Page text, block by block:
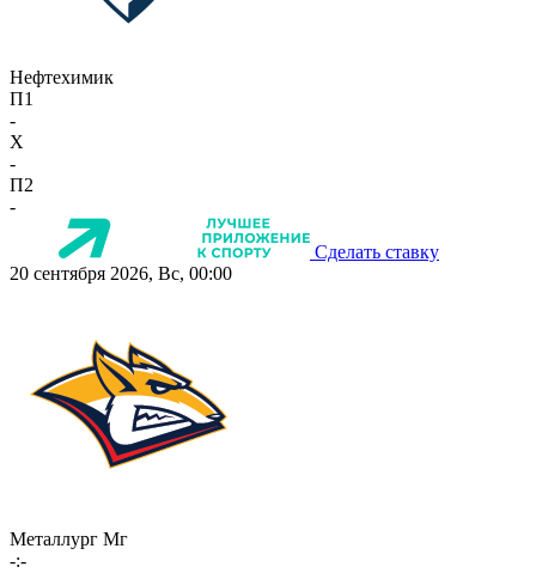
Нефтехимик
П1
-
X
-
П2
-
Сделать ставку
20 сентября 2026, Вс, 00:00
Металлург Мг
-:-